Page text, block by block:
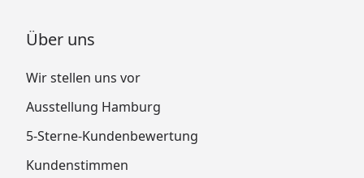
Über uns
Wir stellen uns vor
Ausstellung Hamburg
5-Sterne-Kundenbewertung
Kundenstimmen